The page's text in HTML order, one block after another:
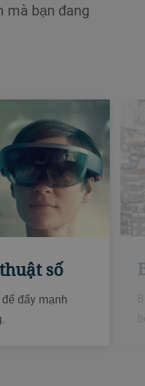
mà bạn đang
số
đẩy mạnh